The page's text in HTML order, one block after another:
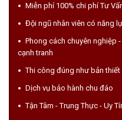
Miễn phí 100% chi phí Tư
Đội ngũ nhân viên có năng
Phong cách chuyên nghiệp
cạnh tranh
Thi công đúng như bản
Dịch vụ bảo hành chu đáo
Tận Tâm - Trung Thực - Uy